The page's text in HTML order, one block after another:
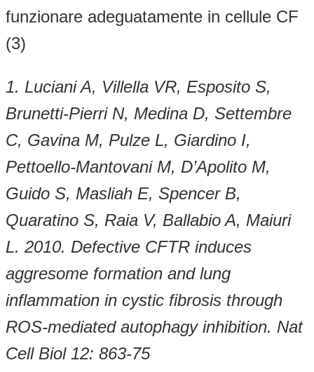
funzionare adeguatamente in cellule CF
(3)
1. Luciani A, Villella VR, Esposito S,
Brunetti-Pierri N, Medina D, Settembre
C, Gavina M, Pulze L, Giardino I,
Pettoello-Mantovani M, D’Apolito M,
Guido S, Masliah E, Spencer B,
Quaratino S, Raia V, Ballabio A, Maiuri
L. 2010. Defective CFTR induces
aggresome formation and lung
inflammation in cystic fibrosis through
ROS-mediated autophagy inhibition. Nat
Cell Biol 12: 863-75